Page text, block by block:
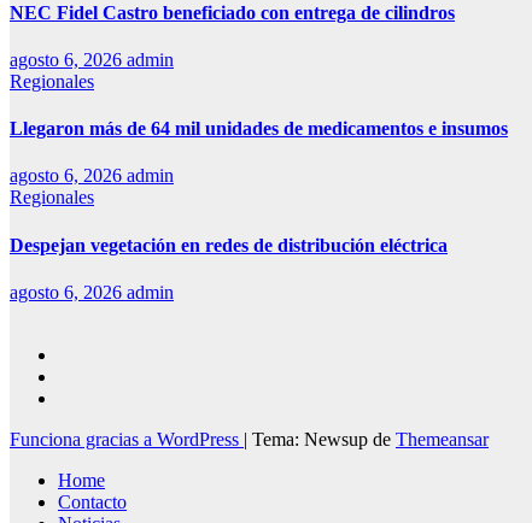
NEC Fidel Castro beneficiado con entrega de cilindros
agosto 6, 2026 admin
Regionales
Llegaron más de 64 mil unidades de medicamentos e insumos
agosto 6, 2026 admin
Regionales
Despejan vegetación en redes de distribución eléctrica
agosto 6, 2026 admin
Funciona gracias a WordPress | Tema: Newsup de Themeansar
Home
Contacto